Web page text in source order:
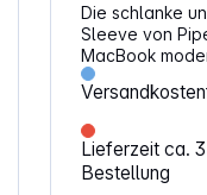
Die schlanke
Sleeve von
MacBook
schmale
sich dabei
ist ideal auch
hochwertigen
weichem
dickem
Lieferzeit ca.
Bestellung